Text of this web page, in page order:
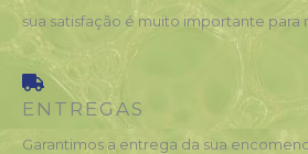
sua satisfação é muito importante para
ENTREGAS
Garantimos a entrega da sua